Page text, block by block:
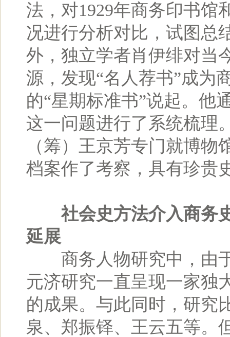
法，对1929年商务印书馆
况进行分析对比，试图总
外，独立学者肖伊绯对当
源，发现“名人荐书”成为
的“星期标准书”说起。他
这一问题进行了系统梳理
（筹）王京芳专门就博物
档案作了考察，具有珍贵
社会史方法介入商务
延展
商务人物研究中，由于
元济研究一直呈现一家独
的成果。与此同时，研究
泉、郑振铎、王云五等。